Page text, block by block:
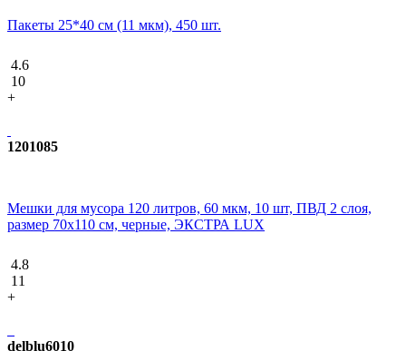
Пакеты 25*40 см (11 мкм), 450 шт.
4.6
10
+
1201085
Мешки для мусора 120 литров, 60 мкм, 10 шт, ПВД 2 слоя,
размер 70х110 см, черные, ЭКСТРА LUX
4.8
11
+
delblu6010